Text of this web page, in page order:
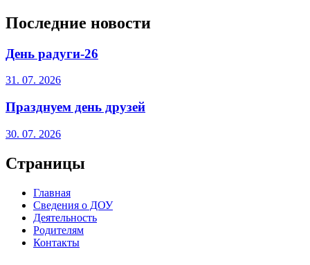
Последние новости
День радуги-26
31. 07. 2026
Празднуем день друзей
30. 07. 2026
Страницы
Главная
Сведения о ДОУ
Деятельность
Родителям
Контакты